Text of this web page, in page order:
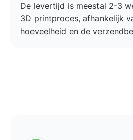
De levertijd is meestal 2-3
3D printproces, afhankelijk
hoeveelheid en de